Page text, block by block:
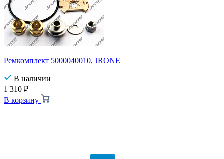
Ремкомплект 5000040010, JRONE
В наличии
1 310 ₽
В корзину